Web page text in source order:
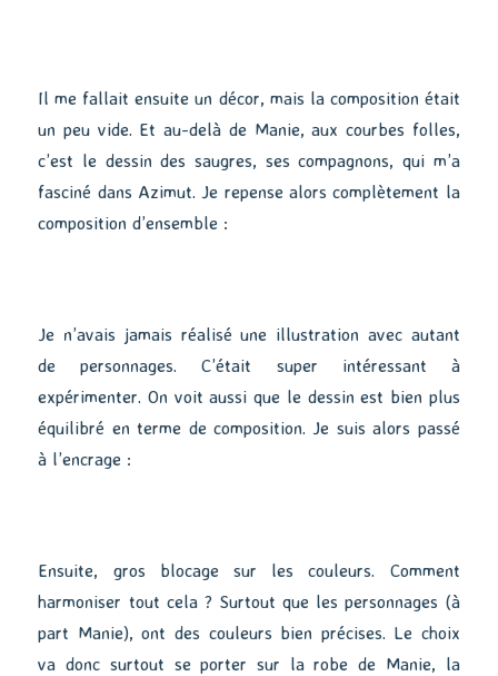
Il me fallait ensuite un décor, mais la composition était
un peu vide. Et au-delà de Manie, aux courbes folles,
c’est le dessin des saugres, ses compagnons, qui m’a
fasciné dans Azimut. Je repense alors complètement la
composition d’ensemble :
Je n’avais jamais réalisé une illustration avec autant
de personnages. C’était super intéressant à
expérimenter. On voit aussi que le dessin est bien plus
équilibré en terme de composition. Je suis alors passé
à l’encrage :
Ensuite, gros blocage sur les couleurs. Comment
harmoniser tout cela ? Surtout que les personnages (à
part Manie), ont des couleurs bien précises. Le choix
va donc surtout se porter sur la robe de Manie, la